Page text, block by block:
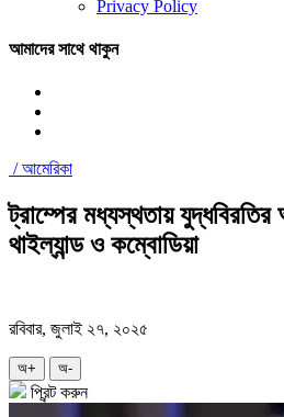
Privacy Policy
আমাদের সাথে থাকুন
/আমেরিকা
ট্রাম্পের মধ্যস্থতায়
থাইল্যান্ড ও কম্বোডিয়া
রবিবার, জুলাই ২৭, ২০২৫
অ+ অ-
প্রিন্ট করুন